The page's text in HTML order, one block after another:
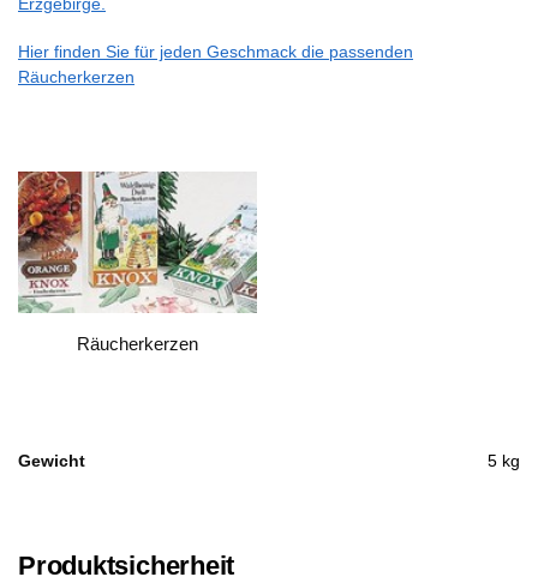
Hier finden Sie für jeden Geschmack die passenden
Räucherkerzen
Räucherkerzen
Gewicht 5 kg
Produktsicherheit